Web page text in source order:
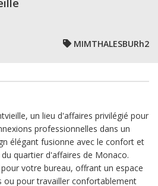
MIMTHALESBURh2
un lieu d'affaires privilégié pour
professionnelles dans un
élégant fusionne avec le confort et
quartier d'affaires de Monaco.
votre bureau, offrant un espace
ou pour travailler confortablement